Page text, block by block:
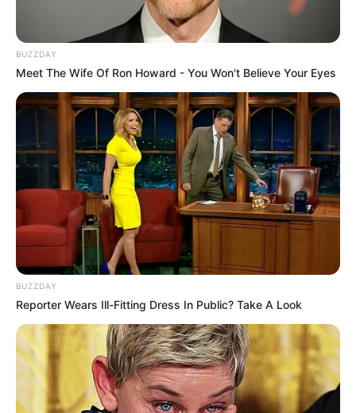
Bikin Ngakak, 10 Potret
Cosplay Murah Pakai Bahan
Seadanya
Anti Mainstream, 10 Cara
Membawa Barang Belanjaan
Versi Warga Thailand
BUZZDAY
Meet The Wife Of Ron Howard - You Won't Believe Your Eyes
BUZZDAY
Reporter Wears Ill-Fitting Dress In Public? Take A Look